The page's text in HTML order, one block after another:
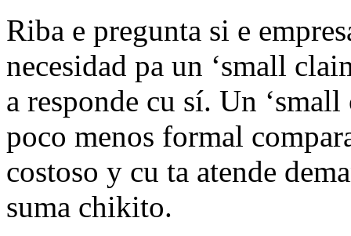
Riba e pregunta si e
necesidad pa un ‘small
a responde cu sí. Un
poco menos formal
costoso y cu ta atende
suma chikito.